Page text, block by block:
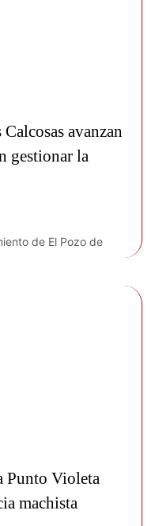
avanzan
gestionar la
de El Pozo de
Punto Violeta
machista